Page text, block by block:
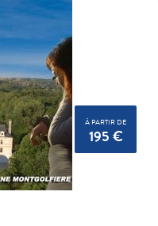
À PARTIR DE
195 €